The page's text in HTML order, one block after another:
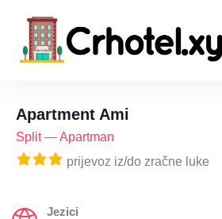
Apartment Ami
Split—Apartman
prijevoz iz/do zračne luke
Jezici